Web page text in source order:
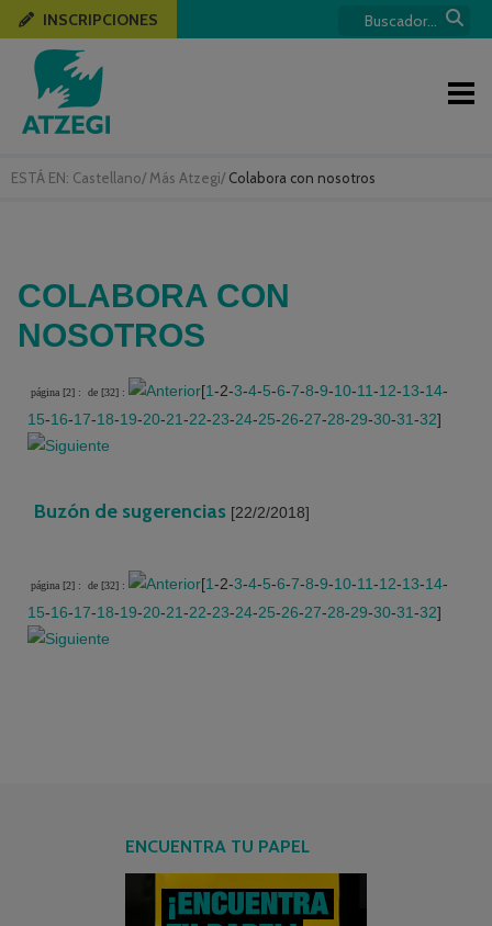
ESTÁ EN: Castellano/ Más Atzegi/ Colabora con nosotros
INSCRIPCIONES
COLABORA CON
NOSOTROS
página [2] : de [32] : [1-2-3-4-5-6-7-8-9-10-11-12-13-14-
15-16-17-18-19-20-21-22-23-24-25-26-27-28-29-30-31-32]
Buzón de sugerencias[22/2/2018]
página [2] : de [32] : [1-2-3-4-5-6-7-8-9-10-11-12-13-14-
15-16-17-18-19-20-21-22-23-24-25-26-27-28-29-30-31-32]
ENCUENTRA TU PAPEL